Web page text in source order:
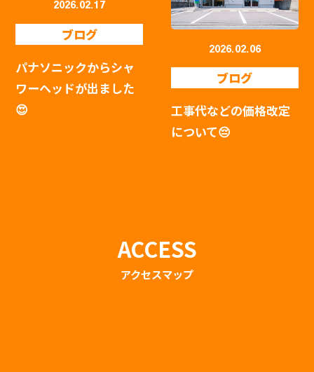
2026.02.17
ブログ
パナソニックからシャ
ワーヘッドが出ました
😍
2026.02.06
ブログ
工事代などの価格改定
について😔
ACCESS
アクセスマップ